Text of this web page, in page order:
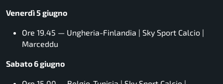
Venerdì 5 giugno
Ore 19.45 — Ungheria-Finlandia | Sky Sport Calcio |
Marceddu
Sabato 6 giugno